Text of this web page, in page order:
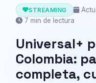
STREAMING
7 min de lectura
Universal+
Colombia:
completa,